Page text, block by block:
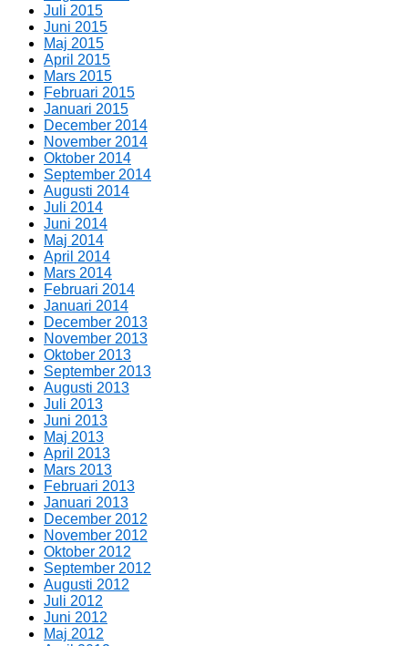
Juli 2015
Juni 2015
Maj 2015
April 2015
Mars 2015
Februari 2015
Januari 2015
December 2014
November 2014
Oktober 2014
September 2014
Augusti 2014
Juli 2014
Juni 2014
Maj 2014
April 2014
Mars 2014
Februari 2014
Januari 2014
December 2013
November 2013
Oktober 2013
September 2013
Augusti 2013
Juli 2013
Juni 2013
Maj 2013
April 2013
Mars 2013
Februari 2013
Januari 2013
December 2012
November 2012
Oktober 2012
September 2012
Augusti 2012
Juli 2012
Juni 2012
Maj 2012